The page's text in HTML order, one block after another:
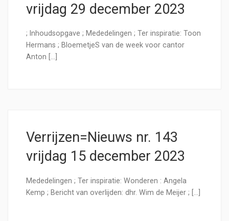
vrijdag 29 december 2023
; Inhoudsopgave ; Mededelingen ; Ter inspiratie: Toon
Hermans ; BloemetjeS van de week voor cantor
Anton […]
Verrijzen=Nieuws nr. 143
vrijdag 15 december 2023
Mededelingen ; Ter inspiratie: Wonderen : Angela
Kemp ; Bericht van overlijden: dhr. Wim de Meijer ; […]